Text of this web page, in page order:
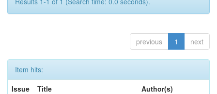
previous 1 next
Item hits:
Issue
Title Author(s)